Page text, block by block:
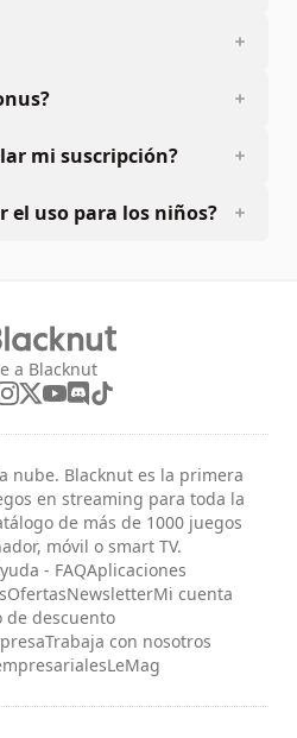
mi suscripción?
el uso para los niños?
a Blacknut
nube. Blacknut es la primera
en streaming para toda la
de más de 1000 juegos
móvil o smart TV.
- FAQAplicaciones
OfertasNewsletterMi cuenta
de descuento
Trabaja con nosotros
LeMag